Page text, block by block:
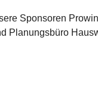
Sponsoren
Planungsbüro